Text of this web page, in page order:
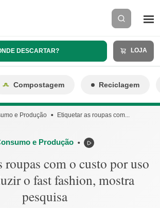
DESCARTAR? LOJA
Compostagem Reciclagem
e Produção Etiquetar as roupas com...
e Produção ⬤
roupas com o custo por uso
o fast fashion, mostra
pesquisa